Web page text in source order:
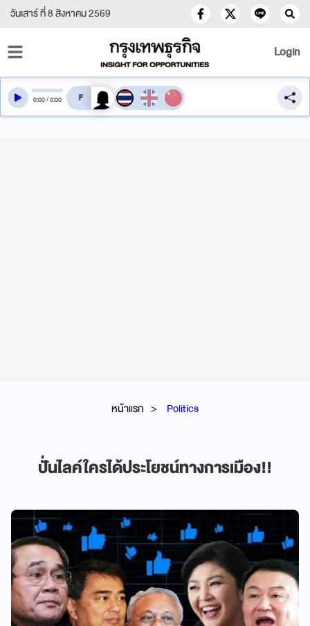
วันเสาร์ ที่ 8 สิงหาคม 2569
Login
หน้าแรก Politics
ปั่นไลค์ใครได้ประโยชน์ทางการเมือง!!
0:00/0:00 สลับเสียงอ่าน